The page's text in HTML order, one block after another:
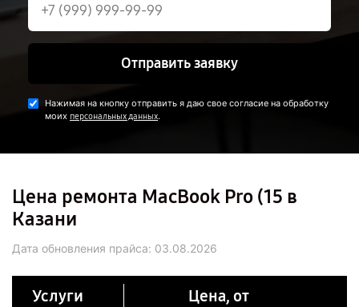
Отправить заявку
Нажимая на кнопку отправить я даю свое согласие на обработку
моих персональных данных.
Цена ремонта MacBook Pro (15 в
Казани
Дата обновления прайса: 03.08.2026
Услуги Цена, от